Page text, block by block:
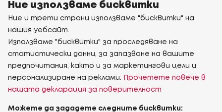
Ние използваме бисквитки
Ние и трети страни използваме "бисквитки" на
нашия уебсайт.
Използваме "бисквитки" за проследяване на
статистически данни, за запазване на вашите
предпочитания, както и за маркетингови цели и
персонализиране на реклами.
Прочетете повече в
нашата декларация за поверителност
Можете да зададете следните бисквитки: